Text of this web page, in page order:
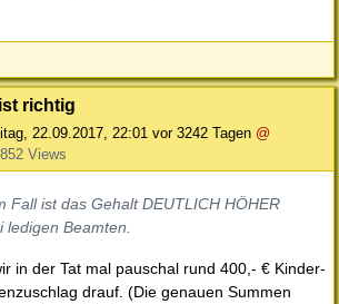
richtig
22.09.2017, 22:01 vor 3242 Tagen @
Views
Fall ist das Gehalt DEUTLICH HÖHER
ledigen Beamten.
in der Tat mal pauschal rund 400,- € Kinder-
drauf. (Die genauen Summen